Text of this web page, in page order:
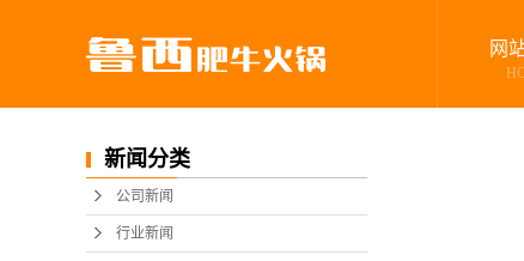
网
新闻分类
公司新闻
行业新闻